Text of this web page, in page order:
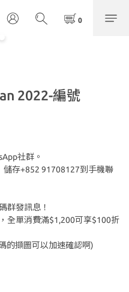
2022-編號
社群。
儲存+852 91708127到手機聯
群發訊息！
全單消費滿$1,200可享$100折
的擷圖可以加速確認啊)